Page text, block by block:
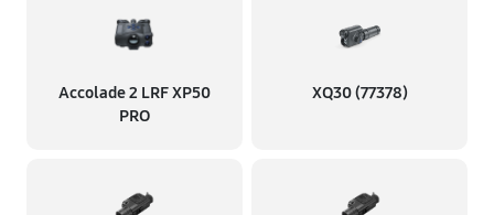
Accolade 2 LRF XP50
PRO
XQ30 (77378)